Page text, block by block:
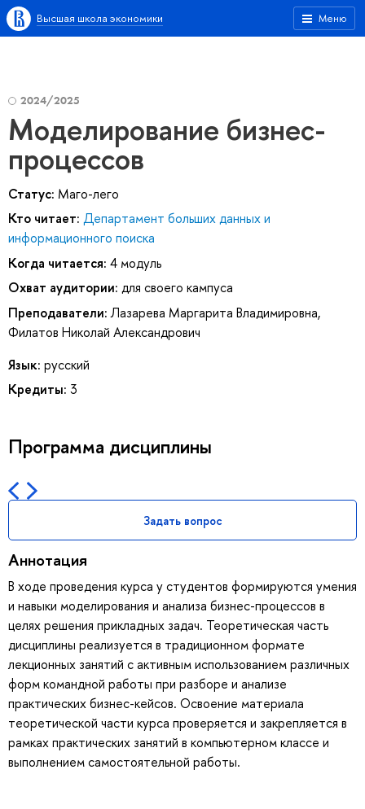
Меню
Высшая школа экономики
2024/2025
Моделирование бизнес-
процессов
Статус: Маго-лего
Кто читает: Департамент больших данных и
информационного поиска
Когда читается: 4 модуль
Охват аудитории: для своего кампуса
Преподаватели: Лазарева Маргарита Владимировна,
Филатов Николай Александрович
Язык: русский
Кредиты: 3
Программа дисциплины
Задать вопрос
Аннотация
В ходе проведения курса у студентов формируются умения
и навыки моделирования и анализа бизнес-процессов в
целях решения прикладных задач. Теоретическая часть
дисциплины реализуется в традиционном формате
лекционных занятий с активным использованием различных
форм командной работы при разборе и анализе
практических бизнес-кейсов. Освоение материала
теоретической части курса проверяется и закрепляется в
рамках практических занятий в компьютерном классе и
выполнением самостоятельной работы.